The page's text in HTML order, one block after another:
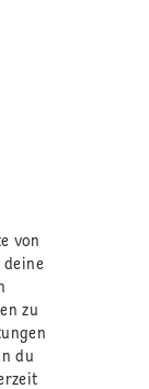
von
deine
zu
du